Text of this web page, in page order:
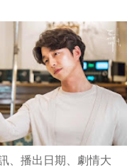
、播出日期、劇情大